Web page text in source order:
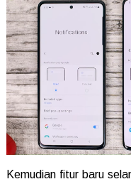
Kemudian fitur baru